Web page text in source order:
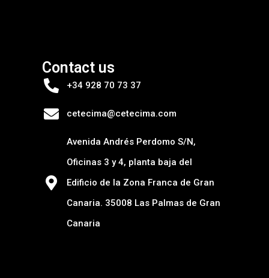
Contact us
+34 928 70 73 37
cetecima@cetecima.com
Avenida Andrés Perdomo S/N,
Oficinas 3 y 4, planta baja del
Edificio de la Zona Franca de Gran
Canaria. 35008 Las Palmas de Gran
Canaria